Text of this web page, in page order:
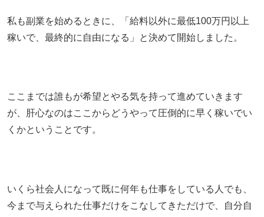
私も副業を始めるときに、「給料以外に最低100万円以上
稼いで、最終的に自由になる」と決めて開始しました。
ここまでは誰もが希望とやる気を持って進めていきます
が、肝心なのはここからどうやって圧倒的に早く稼いでい
くかということです。
いくら社会人になって既に何年も仕事をしている人でも、
今まで与えられた仕事だけをこなしてきただけで、自分自